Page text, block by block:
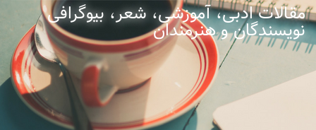
مقالات ادبی، آموزشی، شعر، بیوگرافی
نویسندگان و هنرمندان